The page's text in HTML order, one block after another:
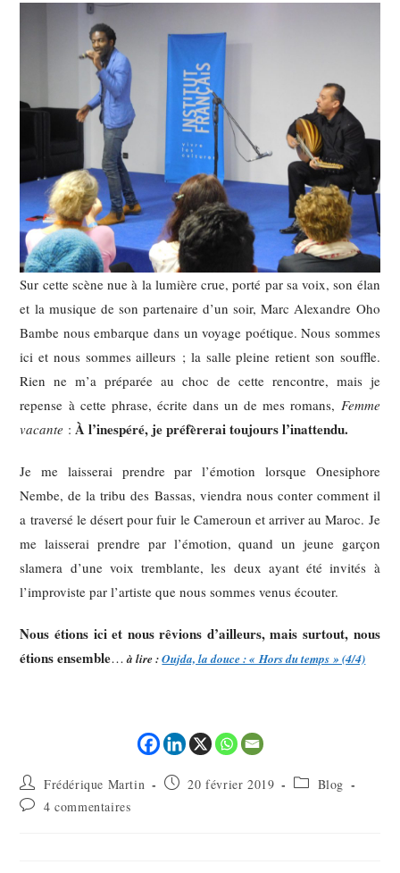
Sur cette scène nue à la lumière crue, porté par sa voix, son élan
et la musique de son partenaire d’un soir, Marc Alexandre Oho
Bambe nous embarque dans un voyage poétique. Nous sommes
ici et nous sommes ailleurs ; la salle pleine retient son souffle.
Rien ne m’a préparée au choc de cette rencontre, mais je
repense à cette phrase, écrite dans un de mes romans, Femme
vacante : À l’inespéré, je préfèrerai toujours l’inattendu.
Je me laisserai prendre par l’émotion lorsque Onesiphore
Nembe, de la tribu des Bassas, viendra nous conter comment il
a traversé le désert pour fuir le Cameroun et arriver au Maroc. Je
me laisserai prendre par l’émotion, quand un jeune garçon
slamera d’une voix tremblante, les deux ayant été invités à
l’improviste par l’artiste que nous sommes venus écouter.
Nous étions ici et nous rêvions d’ailleurs, mais surtout, nous
étions ensemble… à lire :Oujda, la douce : « Hors du temps » (4/4)
Frédérique Martin 20 février 2019
Blog
4 commentaires